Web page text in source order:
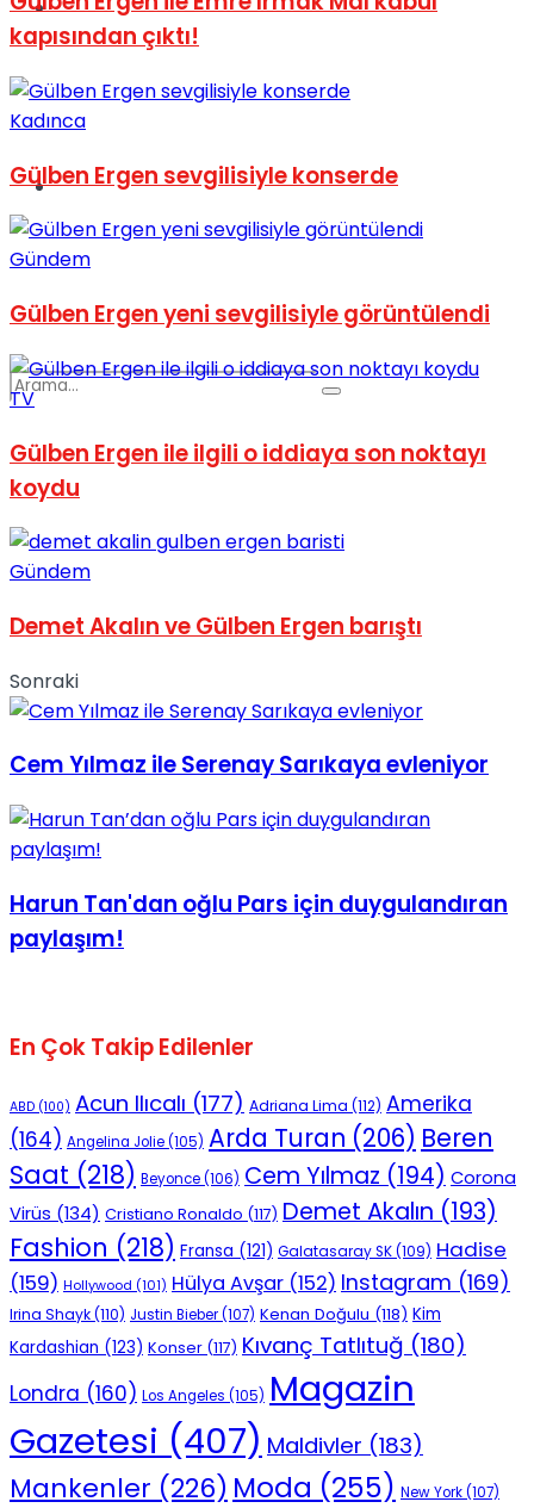
Spor
Podcast
No Result
kapısından çıktı!
Kadınca
Gülben Ergen sevgilisiyle konserde
Gündem
Gülben Ergen yeni sevgilisiyle görüntülendi
TV
Gülben Ergen ile ilgili o iddiaya son noktayı
koydu
Gündem
Demet Akalın ve Gülben Ergen barıştı
Sonraki
Cem Yılmaz ile Serenay Sarıkaya evleniyor
Harun Tan'dan oğlu Pars için duygulandıran
paylaşım!
En Çok Takip Edilenler
ABD (100) Acun Ilıcalı (177) Adriana Lima (112) Amerika
(164) Angelina Jolie(105) Arda Turan (206) Beren
Saat (218) Beyonce(106) Cem Yılmaz (194) Corona
Virüs (134) Cristiano Ronaldo (117) Demet Akalın (193)
Fashion (218) Fransa (121) Galatasaray SK(109) Hadise
(159) Hollywood (101) Hülya Avşar (152) Instagram (169)
Irina Shayk(110) Justin Bieber(107) Kenan Doğulu (118) Kim
Kardashian (123) Konser (117) Kıvanç Tatlıtuğ (180)
Londra (160) Los Angeles (105) Magazin
Gazetesi (407) Maldivler (183)
Mankenler (226) Moda (255) New York(107)